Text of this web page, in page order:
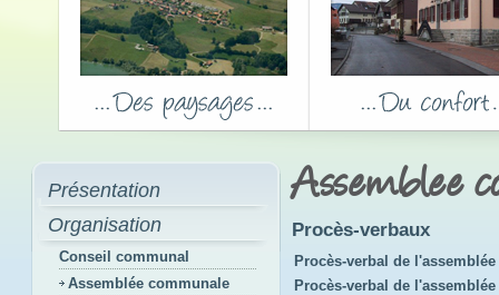
Présentation
Organisation
Conseil communal
Assemblée communale
Assemblee
Procès-verbaux
Procès-verbal de
Procès-verbal de